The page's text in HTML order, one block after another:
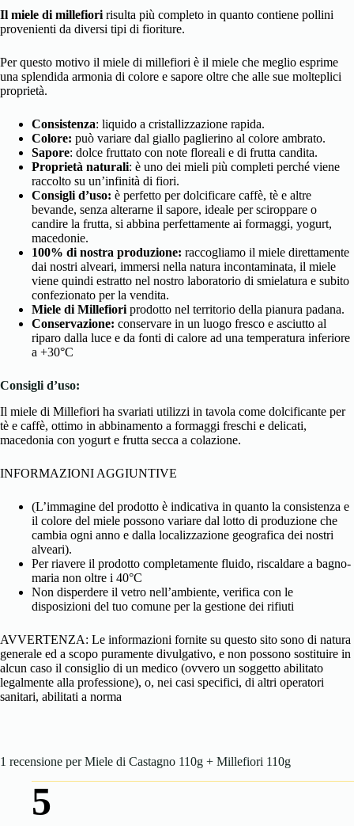
Il miele di millefiori risulta più completo in quanto contiene pollini
provenienti da diversi tipi di fioriture.
Per questo motivo il miele di millefiori è il miele che meglio esprime
una splendida armonia di colore e sapore oltre che alle sue molteplici
proprietà.
Consistenza: liquido a cristallizzazione rapida.
Colore: può variare dal giallo paglierino al colore ambrato.
Sapore: dolce fruttato con note floreali e di frutta candita.
Proprietà naturali: è uno dei mieli più completi perché viene
raccolto su un’infinità di fiori.
Consigli d’uso: è perfetto per dolcificare caffè, tè e altre
bevande, senza alterarne il sapore, ideale per sciroppare o
candire la frutta, si abbina perfettamente ai formaggi, yogurt,
macedonie.
100% di nostra produzione: raccogliamo il miele direttamente
dai nostri alveari, immersi nella natura incontaminata, il miele
viene quindi estratto nel nostro laboratorio di smielatura e subito
confezionato per la vendita.
Miele di Millefiori prodotto nel territorio della pianura padana.
Conservazione: conservare in un luogo fresco e asciutto al
riparo dalla luce e da fonti di calore ad una temperatura inferiore
a +30°C
Consigli d’uso:
Il miele di Millefiori ha svariati utilizzi in tavola come dolcificante per
tè e caffè, ottimo in abbinamento a formaggi freschi e delicati,
macedonia con yogurt e frutta secca a colazione.
INFORMAZIONI AGGIUNTIVE
(L’immagine del prodotto è indicativa in quanto la consistenza e
il colore del miele possono variare dal lotto di produzione che
cambia ogni anno e dalla localizzazione geografica dei nostri
alveari).
Per riavere il prodotto completamente fluido, riscaldare a bagno-
maria non oltre i 40°C
Non disperdere il vetro nell’ambiente, verifica con le
disposizioni del tuo comune per la gestione dei rifiuti
AVVERTENZA: Le informazioni fornite su questo sito sono di natura
generale ed a scopo puramente divulgativo, e non possono sostituire in
alcun caso il consiglio di un medico (ovvero un soggetto abilitato
legalmente alla professione), o, nei casi specifici, di altri operatori
sanitari, abilitati a norma
1 recensione perMiele di Castagno 110g + Millefiori 110g
5